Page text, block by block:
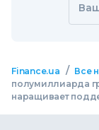
Finance.ua / Все
полумиллиарда
наращивает